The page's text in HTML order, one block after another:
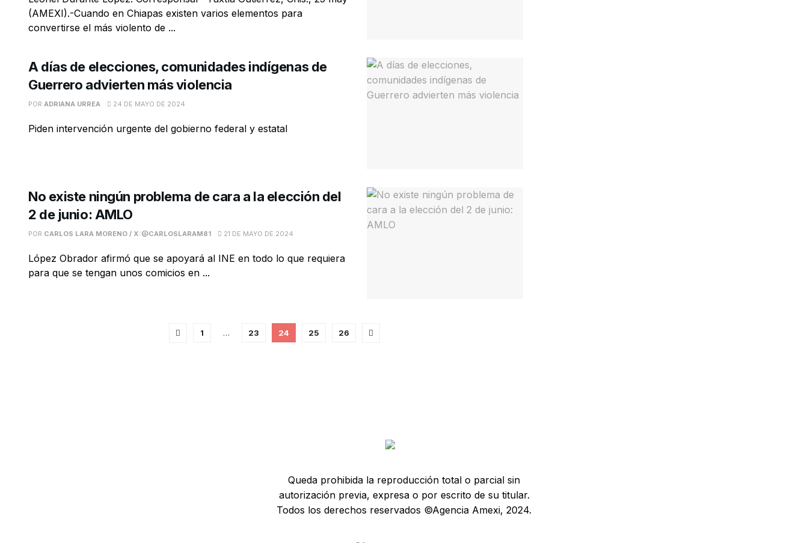
(AMEXI).-Cuando en Chiapas existen varios elementos para
convertirse el más violento de ...
A días de elecciones, comunidades indígenas de
Guerrero advierten más violencia
POR ADRIANA URREA 24 DE MAYO DE 2024
Piden intervención urgente del gobierno federal y estatal
No existe ningún problema de cara a la elección del
2 de junio: AMLO
POR CARLOS LARA MORENO / X:@CARLOSLARAM81 21 DE MAYO DE 2024
López Obrador afirmó que se apoyará al INE en todo lo que requiera
para que se tengan unos comicios en ...
1 … 23 24 25 26
Queda prohibida la reproducción total o parcial sin
autorización previa, expresa o por escrito de su titular.
Todos los derechos reservados ©Agencia Amexi, 2024.